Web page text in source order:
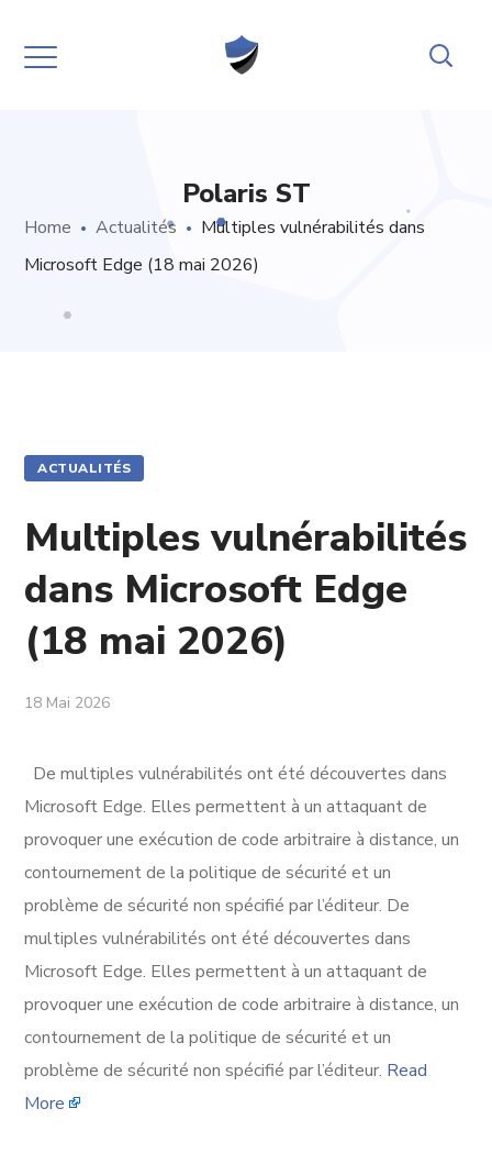
Polaris ST
Home Actualités
Multiples vulnérabilités dans
Microsoft Edge (18 mai 2026)
ACTUALITÉS
Multiples vulnérabilités
dans Microsoft Edge
(18 mai 2026)
18 Mai 2026
De multiples vulnérabilités ont été découvertes dans
Microsoft Edge. Elles permettent à un attaquant de
provoquer une exécution de code arbitraire à distance, un
contournement de la politique de sécurité et un
problème de sécurité non spécifié par l’éditeur. De
multiples vulnérabilités ont été découvertes dans
Microsoft Edge. Elles permettent à un attaquant de
provoquer une exécution de code arbitraire à distance, un
contournement de la politique de sécurité et un
problème de sécurité non spécifié par l’éditeur. Read
More